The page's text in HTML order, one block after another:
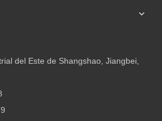
del Este de Shangshao, Jiangbei,